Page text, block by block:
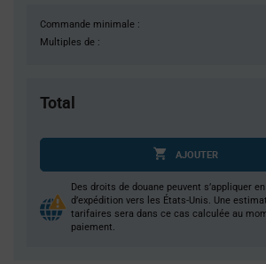
Commande minimale :
Multiples de :
Total
AJOUTER
Des droits de douane peuvent s’appliquer
d’expédition vers les États-Unis. Une
tarifaires sera dans ce cas calculée au
paiement.